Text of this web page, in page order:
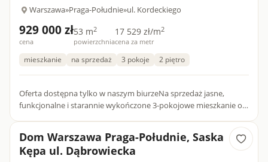
Warszawa»Praga-Południe»ul. Kordeckiego
929 000 zł
cena
53 m2
powierzchnia
17 529 zł/m2
cena za metr
mieszkanie na sprzedaż 3 pokoje 2 piętro
Oferta dostępna tylko w naszym biurzeNa sprzedaż jasne,
funkcjonalne i starannie wykończone 3-pokojowe mieszkanie o
Dom Warszawa Praga-Południe, Saska
Kępa ul. Dąbrowiecka